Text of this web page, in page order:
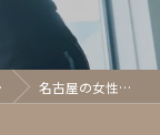
名古屋の女性専用ジム